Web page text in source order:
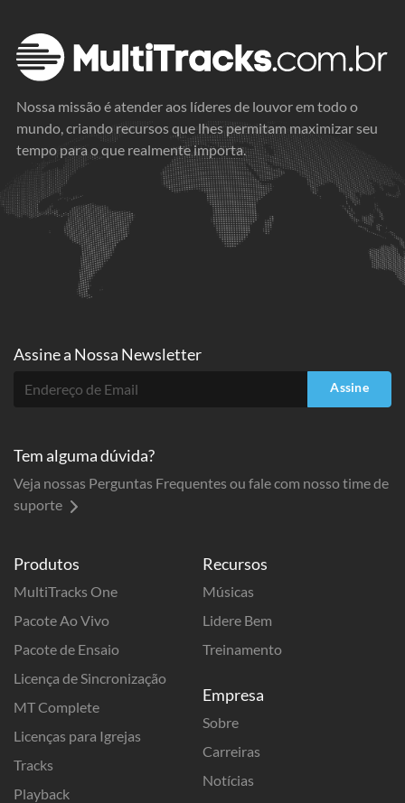
Nossa missão é atender aos líderes de louvor em todo o
mundo, criando recursos que lhes permitam maximizar seu
tempo para o que realmente importa.
Produtos
MultiTracks One
Pacote Ao Vivo
Pacote de Ensaio
Licença de Sincronização
MT Complete
Licenças para Igrejas
Tracks
Playback
Recursos
Músicas
Lidere Bem
Treinamento
Empresa
Sobre
Carreiras
Notícias
Assine a Nossa Newsletter
Assine
Tem alguma dúvida?
Veja nossas Perguntas Frequentes ou fale com nosso time de
suporte